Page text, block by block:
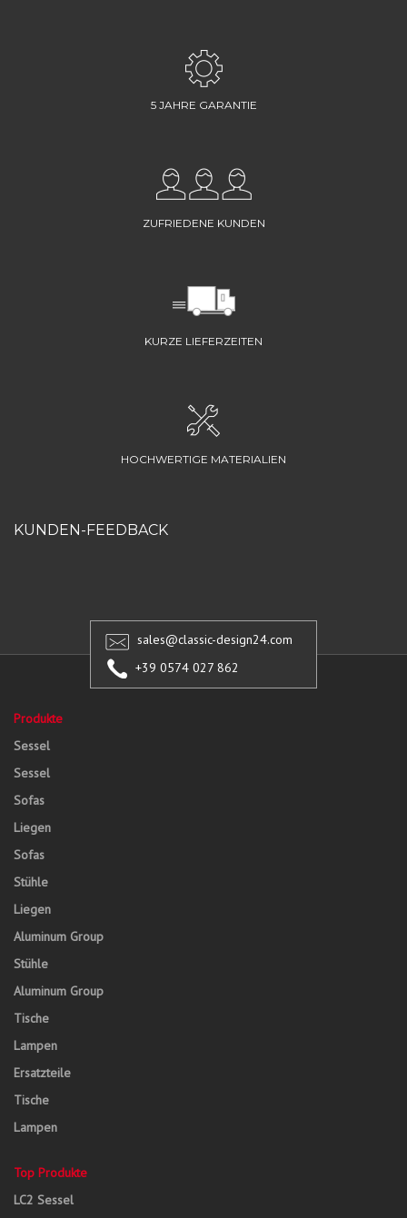
5 JAHRE GARANTIE
ZUFRIEDENE KUNDEN
KURZE LIEFERZEITEN
HOCHWERTIGE MATERIALIEN
KUNDEN-FEEDBACK
sales@classic-design24.com
+39 0574 027 862
Produkte
Sessel
Sessel
Sofas
Liegen
Sofas
Stühle
Liegen
Aluminum Group
Stühle
Aluminum Group
Tische
Lampen
Ersatzteile
Tische
Lampen
Top Produkte
LC2 Sessel